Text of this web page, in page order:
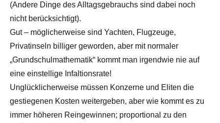
(Andere Dinge des Alltagsgebrauchs sind dabei noch
nicht berücksichtigt).
Gut – möglicherweise sind Yachten, Flugzeuge,
Privatinseln billiger geworden, aber mit normaler
„Grundschulmathematik“ kommt man irgendwie nie auf
eine einstellige Infaltionsrate!
Unglücklicherweise müssen Konzerne und Eliten die
gestiegenen Kosten weitergeben, aber wie kommt es zu
immer höheren Reingewinnen; proportional zu den